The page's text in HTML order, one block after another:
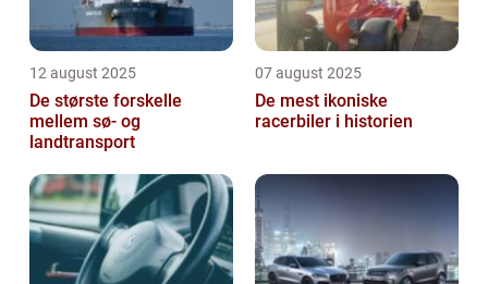
12 august 2025
De største forskelle
mellem sø- og
landtransport
07 august 2025
De mest ikoniske
racerbiler i historien